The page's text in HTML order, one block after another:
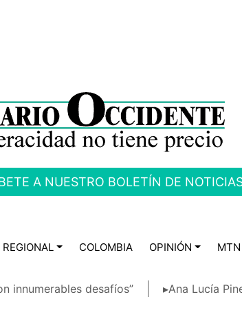
A NUESTRO BOLETÍN DE
REGIONAL COLOMBIA OPINIÓN MTN
innumerables desafíos”
▸Ana Lucía